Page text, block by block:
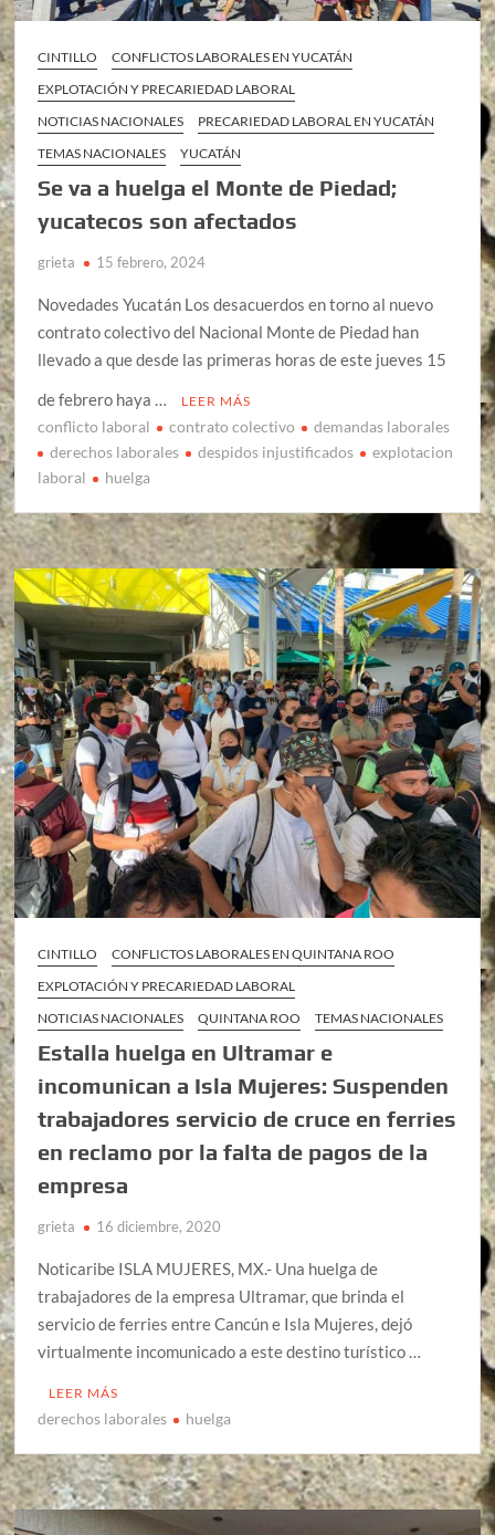
CINTILLO
CONFLICTOS LABORALES EN YUCATÁN
EXPLOTACIÓN Y PRECARIEDAD LABORAL
NOTICIAS NACIONALES
PRECARIEDAD LABORAL EN YUCATÁN
TEMAS NACIONALES
YUCATÁN
Se va a huelga el Monte de Piedad;
yucatecos son afectados
grieta 15 febrero, 2024
Novedades Yucatán Los desacuerdos en torno al nuevo
contrato colectivo del Nacional Monte de Piedad han
llevado a que desde las primeras horas de este jueves 15
de febrero haya …
LEER MÁS
conflicto laboral contrato colectivo
demandas laborales
derechos laborales
despidos injustificados
explotacion
laboral
huelga
CINTILLO
CONFLICTOS LABORALES EN QUINTANA ROO
EXPLOTACIÓN Y PRECARIEDAD LABORAL
NOTICIAS NACIONALES
QUINTANA ROO TEMAS NACIONALES
Estalla huelga en Ultramar e
incomunican a Isla Mujeres: Suspenden
trabajadores servicio de cruce en ferries
en reclamo por la falta de pagos de la
empresa
grieta 16 diciembre, 2020
Noticaribe ISLA MUJERES, MX.- Una huelga de
trabajadores de la empresa Ultramar, que brinda el
servicio de ferries entre Cancún e Isla Mujeres, dejó
virtualmente incomunicado a este destino turístico …
LEER MÁS
derechos laborales huelga